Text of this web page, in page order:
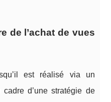
de l’achat de vues
est réalisé via un
d’une stratégie de